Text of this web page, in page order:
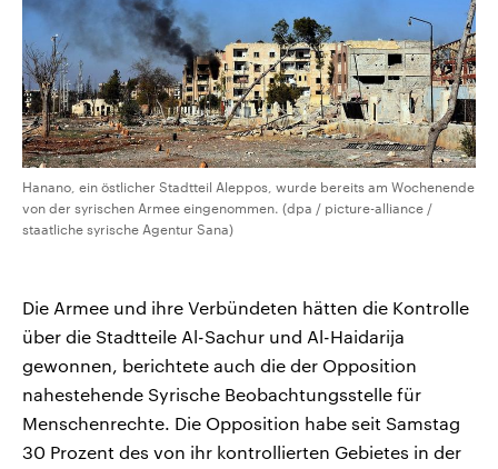
Hanano, ein östlicher Stadtteil Aleppos, wurde bereits am Wochenende
von der syrischen Armee eingenommen. (dpa / picture-alliance /
staatliche syrische Agentur Sana)
Die Armee und ihre Verbündeten hätten die Kontrolle
über die Stadtteile Al-Sachur und Al-Haidarija
gewonnen, berichtete auch die der Opposition
nahestehende Syrische Beobachtungsstelle für
Menschenrechte. Die Opposition habe seit Samstag
30 Prozent des von ihr kontrollierten Gebietes in der